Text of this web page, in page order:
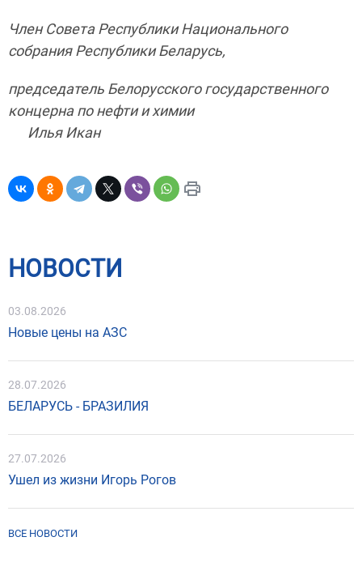
Член Совета Республики Национального
собрания Республики Беларусь,
председатель Белорусского государственного
концерна по нефти и химии
Илья Икан
НОВОСТИ
03.08.2026
Новые цены на АЗС
28.07.2026
БЕЛАРУСЬ - БРАЗИЛИЯ
27.07.2026
Ушел из жизни Игорь Рогов
ВСЕ НОВОСТИ